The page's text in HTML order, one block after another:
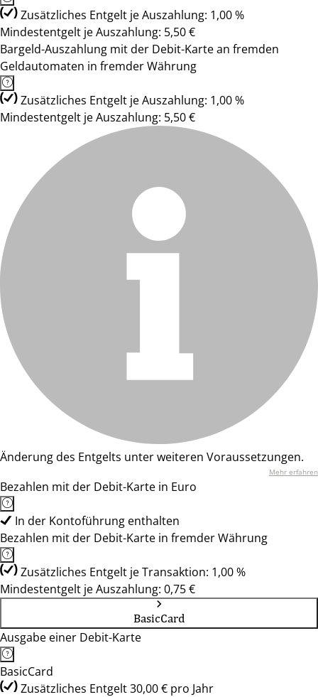
Zusätzliches Entgelt je Auszahlung: 1,00 %
Mindestentgelt je Auszahlung: 5,50 €
Bargeld-Auszahlung mit der Debit-Karte an fremden
Geldautomaten in fremder Währung
Zusätzliches Entgelt je Auszahlung: 1,00 %
Mindestentgelt je Auszahlung: 5,50 €
Änderung des Entgelts unter weiteren Voraussetzungen.
Mehr erfahren
Bezahlen mit der Debit-Karte in Euro
In der Kontoführung enthalten
Bezahlen mit der Debit-Karte in fremder Währung
Zusätzliches Entgelt je Transaktion: 1,00 %
Mindestentgelt je Auszahlung: 0,75 €
BasicCard
Ausgabe einer Debit-Karte
BasicCard
Zusätzliches Entgelt 30,00 € pro Jahr